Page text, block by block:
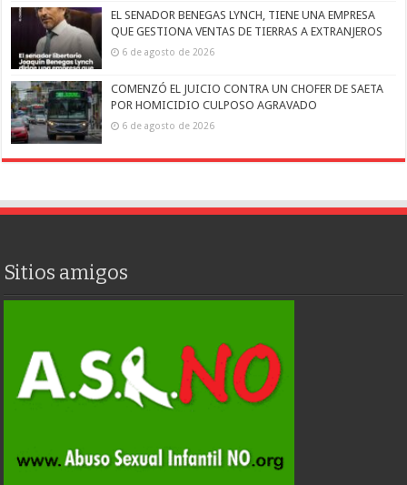
EL SENADOR BENEGAS LYNCH, TIENE UNA EMPRESA
QUE GESTIONA VENTAS DE TIERRAS A EXTRANJEROS
6 de agosto de 2026
COMENZÓ EL JUICIO CONTRA UN CHOFER DE SAETA
POR HOMICIDIO CULPOSO AGRAVADO
6 de agosto de 2026
Sitios amigos